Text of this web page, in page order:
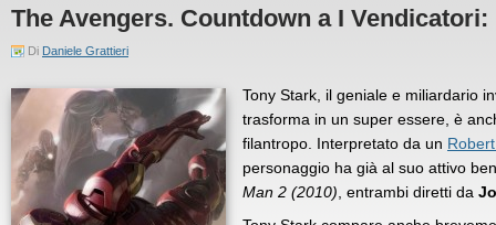
The Avengers. Countdown a I Vendicatori:
Di Daniele Grattieri
Tony Stark, il geniale e miliardario
trasforma in un super essere, è
filantropo. Interpretato da un
personaggio ha già al suo attivo
Man 2 (2010) , entrambi diretti da